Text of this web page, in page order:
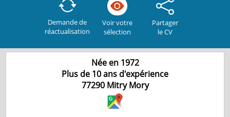
Demande de
réactualisation
Voir votre
sélection
Partager
le CV
Née en 1972
Plus de 10 ans d'expérience
77290 Mitry Mory